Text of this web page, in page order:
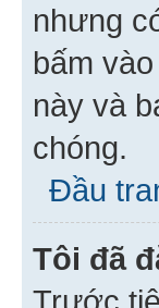
nhưng
bấm
này và
chóng.
Đầu
Tôi đã
Trước